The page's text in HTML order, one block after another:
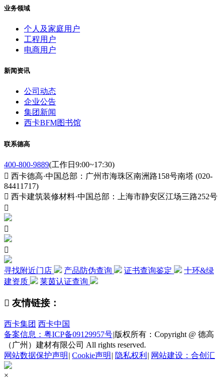
业务领域
个人及家庭用户
工程用户
电商用户
新闻资讯
公司动态
企业公告
集团新闻
西卡BFM图书馆
联系德高
400-800-9889(工作日9:00~17:30)
 西卡德高·中国总部：广州市海珠区南洲路158号南塔 (020-
84411717)
 西卡建筑装修材料·中国总部：上海市静安区江场三路252号



寻找附近门店 产品防伪查询 证书查询鉴定
十环&绿
建资质
莱茵认证查询
 友情链接：
西卡集团 西卡中国
备案信息：粤ICP备09129957号|版权所有：Copyright @ 德高
（广州）建材有限公司 All rights reserved.
网站数据保护声明 | Cookie声明 | 隐私权利 | 网站建设：合创汇
×